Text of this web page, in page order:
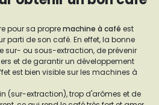
pour sa propremachine à café est
parti de son café. En effet, la bonne
sur- ou sous-extraction, de prévenir
et de garantir un développement
est bien visible sur les machines à
(sur-extraction), trop d'arômes et de